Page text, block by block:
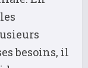
besoins, il